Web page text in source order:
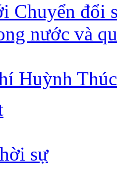
Chuyển đổi
nước và
Huỳnh
sự